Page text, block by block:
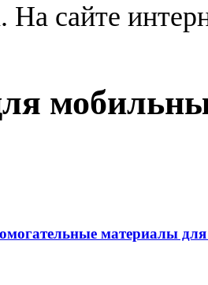
На сайте
материалы